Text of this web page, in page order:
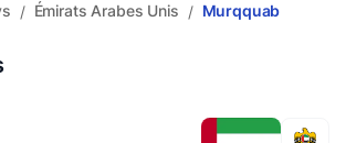
/ Émirats Arabes Unis / Murqquab